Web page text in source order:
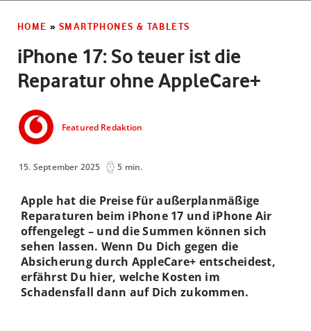
HOME » SMARTPHONES & TABLETS
iPhone 17: So teuer ist die
Reparatur ohne AppleCare+
Featured Redaktion
15. September 2025 5 min.
Apple hat die Preise für außerplanmäßige
Reparaturen beim iPhone 17 und iPhone Air
offengelegt – und die Summen können sich
sehen lassen. Wenn Du Dich gegen die
Absicherung durch AppleCare+ entscheidest,
erfährst Du hier, welche Kosten im
Schadensfall dann auf Dich zukommen.